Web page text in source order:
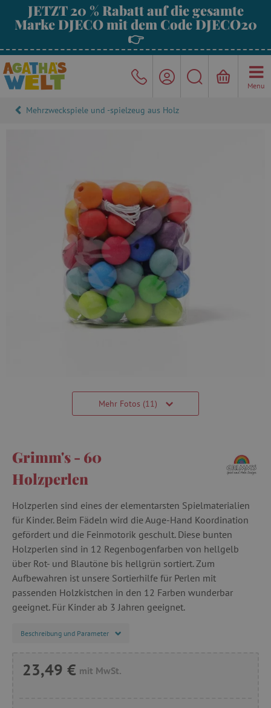
JETZT 20 % Rabatt auf die gesamte
Marke DJECO mit dem Code DJECO20
👉
Menu
Mehrzweckspiele und -spielzeug aus Holz
Mehr Fotos (11)
Grimm's - 60
Holzperlen
Holzperlen sind eines der elementarsten Spielmaterialien
für Kinder. Beim Fädeln wird die Auge-Hand Koordination
gefördert und die Feinmotorik geschult. Diese bunten
Holzperlen sind in 12 Regenbogenfarben von hellgelb
über Rot- und Blautöne bis hellgrün sortiert. Zum
Aufbewahren ist unsere Sortierhilfe für Perlen mit
passenden Holzkistchen in den 12 Farben wunderbar
geeignet. Für Kinder ab 3 Jahren geeignet.
Beschreibung und Parameter
23,49 € mit MwSt.